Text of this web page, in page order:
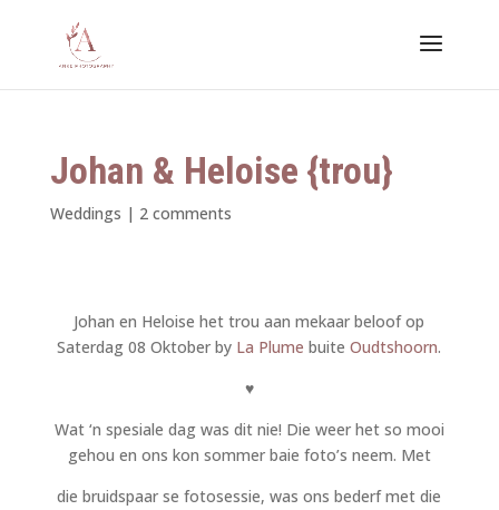
Johan & Heloise {trou}
Weddings | 2 comments
Johan en Heloise het trou aan mekaar beloof op
Saterdag 08 Oktober by La Plume buiteOudtshoorn.
♥
Wat ‘n spesiale dag was dit nie! Die weer het so mooi
gehou en ons kon sommer baie foto’s neem. Met
die bruidspaar se fotosessie, was ons bederf met die